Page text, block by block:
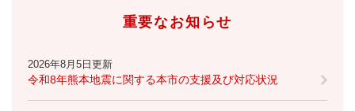
重要なお知らせ
2026年8月5日更新
令和8年熊本地震に関する本市の支援及び対応状況